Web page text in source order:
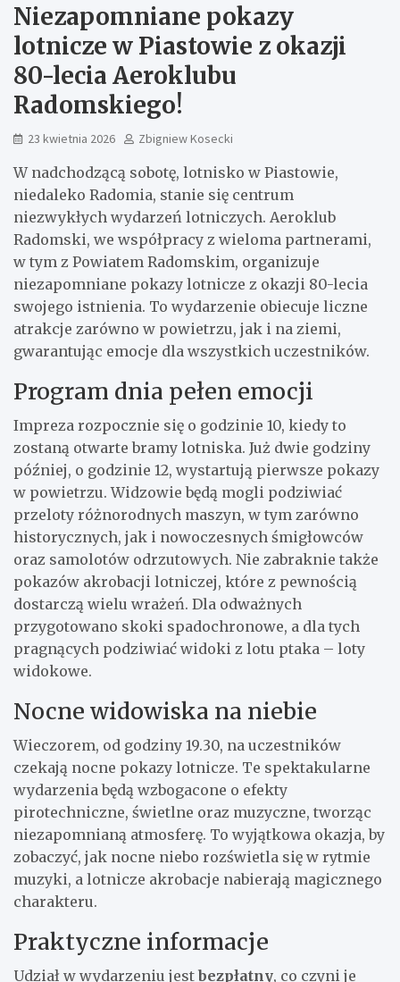
Niezapomniane pokazy
lotnicze w Piastowie z okazji
80-lecia Aeroklubu
Radomskiego!
23 kwietnia 2026 Zbigniew Kosecki
W nadchodzącą sobotę, lotnisko w Piastowie,
niedaleko Radomia, stanie się centrum
niezwykłych wydarzeń lotniczych. Aeroklub
Radomski, we współpracy z wieloma partnerami,
w tym z Powiatem Radomskim, organizuje
niezapomniane pokazy lotnicze z okazji 80-lecia
swojego istnienia. To wydarzenie obiecuje liczne
atrakcje zarówno w powietrzu, jak i na ziemi,
gwarantując emocje dla wszystkich uczestników.
Program dnia pełen emocji
Impreza rozpocznie się o godzinie 10, kiedy to
zostaną otwarte bramy lotniska. Już dwie godziny
później, o godzinie 12, wystartują pierwsze pokazy
w powietrzu. Widzowie będą mogli podziwiać
przeloty różnorodnych maszyn, w tym zarówno
historycznych, jak i nowoczesnych śmigłowców
oraz samolotów odrzutowych. Nie zabraknie także
pokazów akrobacji lotniczej, które z pewnością
dostarczą wielu wrażeń. Dla odważnych
przygotowano skoki spadochronowe, a dla tych
pragnących podziwiać widoki z lotu ptaka – loty
widokowe.
Nocne widowiska na niebie
Wieczorem, od godziny 19.30, na uczestników
czekają nocne pokazy lotnicze. Te spektakularne
wydarzenia będą wzbogacone o efekty
pirotechniczne, świetlne oraz muzyczne, tworząc
niezapomnianą atmosferę. To wyjątkowa okazja, by
zobaczyć, jak nocne niebo rozświetla się w rytmie
muzyki, a lotnicze akrobacje nabierają magicznego
charakteru.
Praktyczne informacje
Udział w wydarzeniu jest bezpłatny, co czyni je